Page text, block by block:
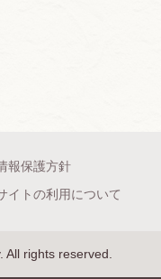
報保護方針
イトの利用について
rights reserved.